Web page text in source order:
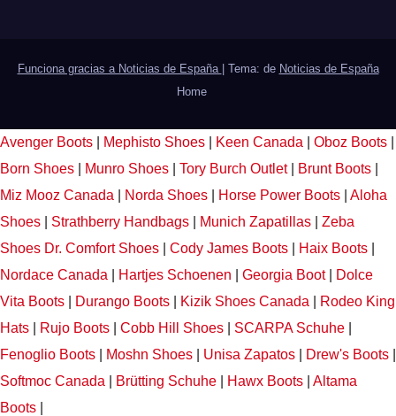
Funciona gracias a Noticias de España Tema: de Noticias de España
Home
Avenger Boots Mephisto Shoes Keen Canada Oboz Boots
Born Shoes
Munro Shoes Tory Burch Outlet Brunt Boots
Miz Mooz Canada
Norda Shoes Horse Power Boots
Aloha
Shoes
Strathberry Handbags Munich Zapatillas
Zeba
Shoes Dr. Comfort Shoes Cody James Boots Haix Boots
Nordace Canada
Hartjes Schoenen Georgia Boot|
Dolce
Vita Boots
Durango Boots Kizik Shoes Canada
Rodeo King
Hats
Rujo Boots Cobb Hill Shoes SCARPA Schuhe
Fenoglio Boots
Moshn Shoes Unisa Zapatos Drew's Boots
Softmoc Canada
Brütting Schuhe Hawx Boots
Altama
Boots